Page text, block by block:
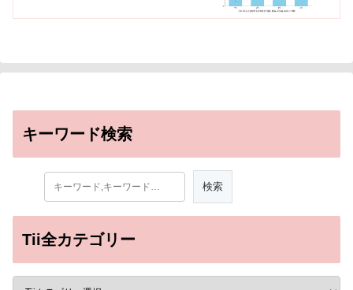
キーワード検索
Tii全カテゴリー